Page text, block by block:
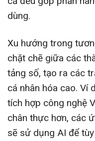
dùng.
Xu hướng trong
chặt chẽ giữa các
tảng số, tạo ra các
cá nhân hóa cao. Ví
tích hợp công nghệ
chân thực hơn, các
sẽ sử dụng AI để